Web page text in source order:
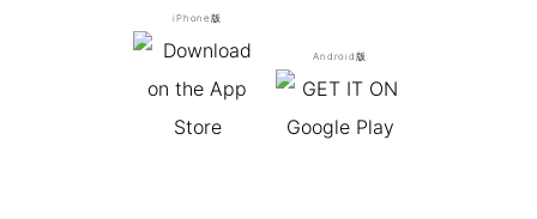
iPhone版
Android版